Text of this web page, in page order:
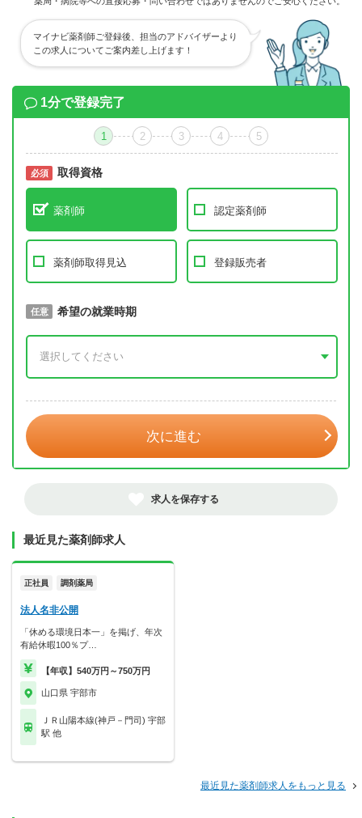
マイナビ薬剤師ご登録後、担当のアドバイザーより
この求人についてご案内差し上げます！
1分で登録完了
1 2 3 4 5
必須 取得資格
薬剤師 認定薬剤師
薬剤師取得見込 登録販売者
必須 取得予定年
任意 希望の就業時期
次に進む
求人を保存する
最近見た薬剤師求人
正社員 調剤薬局
法人名非公開
「休める環境日本一」を掲げ、年次
有給休暇100％プ…
【年収】540万円～750万円
山口県 宇部市
ＪＲ山陽本線(神戸－門司) 宇部
駅 他
最近見た薬剤師求人をもっと見る